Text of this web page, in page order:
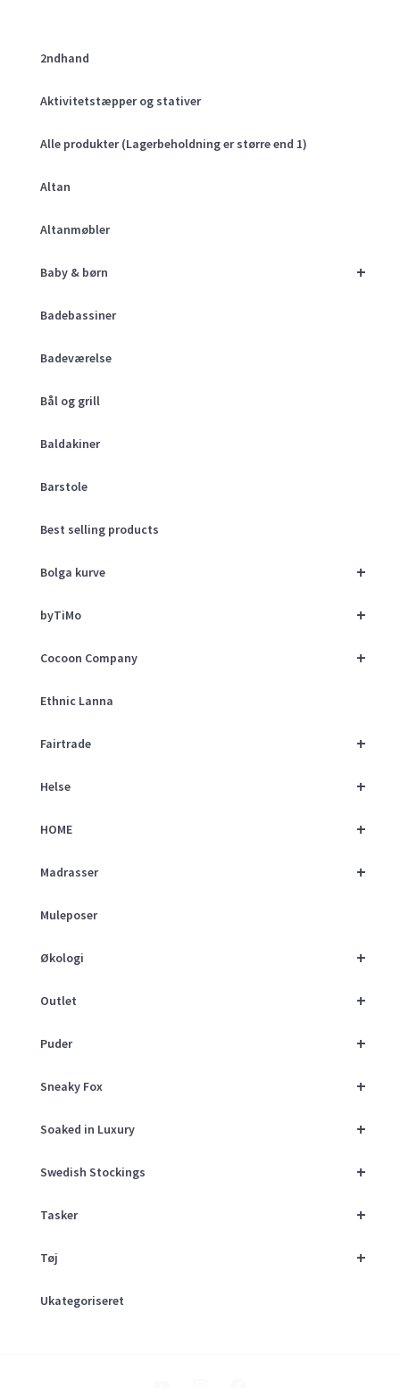
2ndhand
Aktivitetstæpper og stativer
Alle produkter (Lagerbeholdning er større end 1)
Altan
Altanmøbler
+
Baby & børn
Badebassiner
Badeværelse
Bål og grill
Baldakiner
Barstole
Best selling products
+
Bolga kurve
+
byTiMo
+
Cocoon Company
Ethnic Lanna
+
Fairtrade
+
Helse
+
HOME
+
Madrasser
Muleposer
+
Økologi
+
Outlet
+
Puder
+
Sneaky Fox
+
Soaked in Luxury
+
Swedish Stockings
+
Tasker
+
Tøj
Ukategoriseret